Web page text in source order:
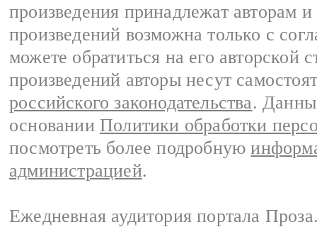
произведения принадлежат авторам
произведений возможна только с
можете обратиться на его авторской
произведений авторы несут
российского законодательства.
основании Политики обработки
посмотреть более подробную
администрацией.
Ежедневная аудитория портала